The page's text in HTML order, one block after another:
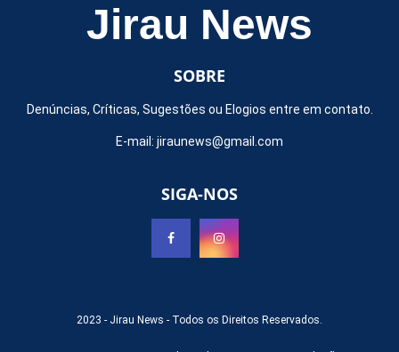
Jirau News
SOBRE
Denúncias, Críticas, Sugestões ou Elogios entre em contato.
E-mail: jiraunews@gmail.com
SIGA-NOS
2023 - Jirau News - Todos os Direitos Reservados.